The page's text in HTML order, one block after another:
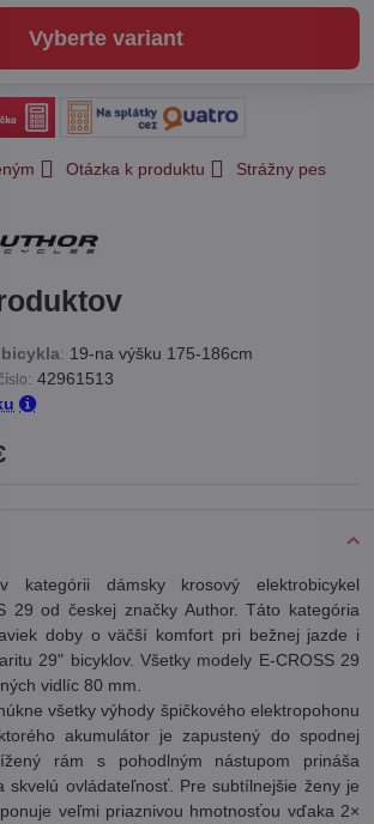
Vyberte variant
Otázka k produktu
Strážny pes
: 19-na výšku 175-186cm
: 42961513
kategórii dámsky krosový elektrobicykel
29 od českej značky Author. Táto kategória
doby o väčší komfort pri bežnej jazde i
29" bicyklov. Všetky modely E-CROSS 29
vidlíc 80 mm.
všetky výhody špičkového elektropohonu
akumulátor je zapustený do spodnej
rám s pohodlným nástupom prináša
skvelú ovládateľnosť. Pre subtílnejšie ženy je
veľmi priaznivou hmotnosťou vďaka 2×